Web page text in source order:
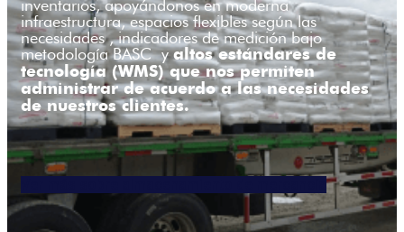
inventarios, apoyándonos en moderna
infraestructura, espacios flexibles según las
necesidades , indicadores de medición bajo
metodología BASC yaltos estándares de
tecnología (WMS) que nos permiten
administrar de acuerdo a las necesidades
de nuestros clientes.